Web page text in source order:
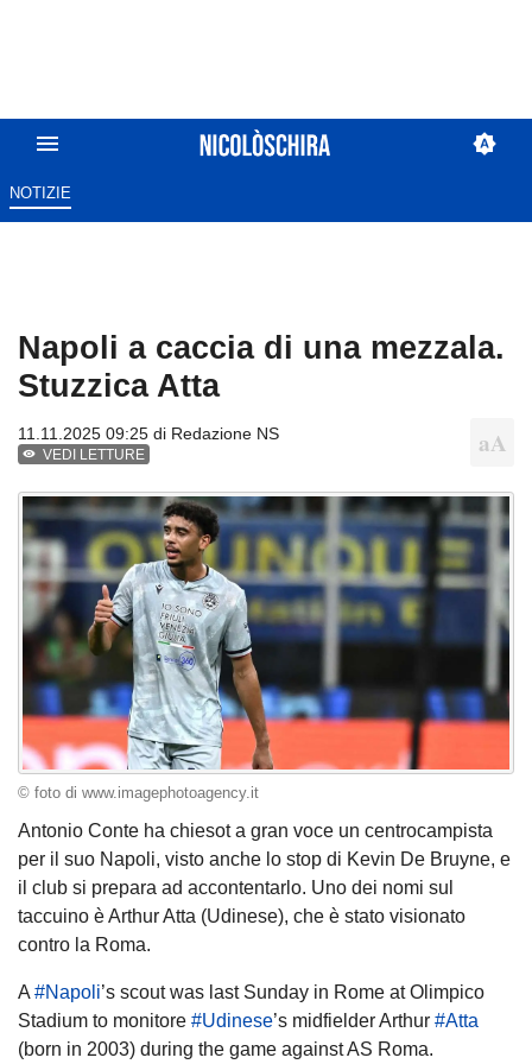
NOTIZIE
Napoli a caccia di una mezzala.
Stuzzica Atta
11.11.2025 09:25 di Redazione NS
VEDI LETTURE
© foto di www.imagephotoagency.it
Antonio Conte ha chiesot a gran voce un centrocampista
per il suo Napoli, visto anche lo stop di Kevin De Bruyne, e
il club si prepara ad accontentarlo. Uno dei nomi sul
taccuino è Arthur Atta (Udinese), che è stato visionato
contro la Roma.
A #Napoli’s scout was last Sunday in Rome at Olimpico
Stadium to monitore #Udinese’s midfielder Arthur #Atta
(born in 2003) during the game against AS Roma.